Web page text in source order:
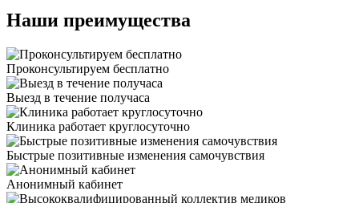
Наши преимущества
Проконсультируем бесплатно
Выезд в течение получаса
Клиника работает круглосуточно
Быстрые позитивные изменения самочувствия
Анонимный кабинет